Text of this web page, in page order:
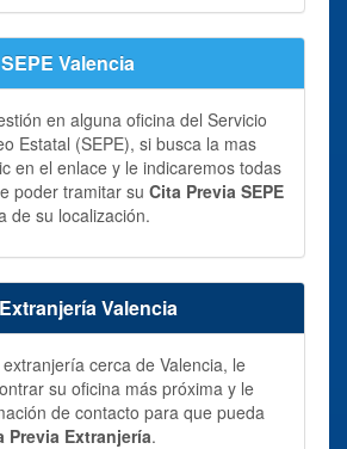
Valencia
en alguna oficina del Servicio
Estatal (SEPE), si busca la mas
en el enlace y le indicaremos todas
poder tramitar su Cita Previa SEPE
de su localización.
Valencia
cerca de Valencia, le
su oficina más próxima y le
de contacto para que pueda
Previa Extranjería.